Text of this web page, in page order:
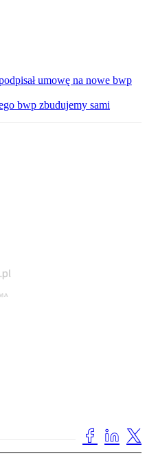
umowę na nowe bwp
bwp zbudujemy sami